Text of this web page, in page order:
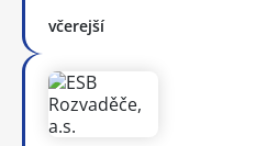
včerejší